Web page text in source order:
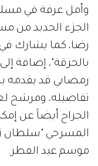
وأمل عرفة في
الجزء الجديد من
رضا، كما يشارك
بالحزقة"، إضافة
رمضاني قد يقدمه
تفاصيله، ومرشح
الجراح أيضاً عن
المسرحي "سلطان
موسم عيد الفطر.